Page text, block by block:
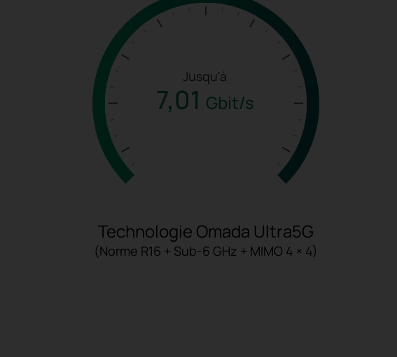
Jusqu'à
7,01 Gbit/s
Technologie Omada Ultra5G
(Norme R16 + Sub-6 GHz + MIMO 4 × 4)